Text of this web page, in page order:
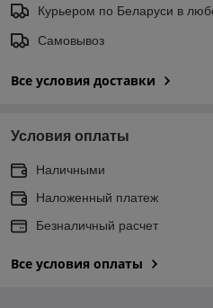
Курьером по Беларуси в
Самовывоз
Все условия доставки
Условия оплаты
Наличными
Наложенный платеж
Безналичный расчет
Все условия оплаты